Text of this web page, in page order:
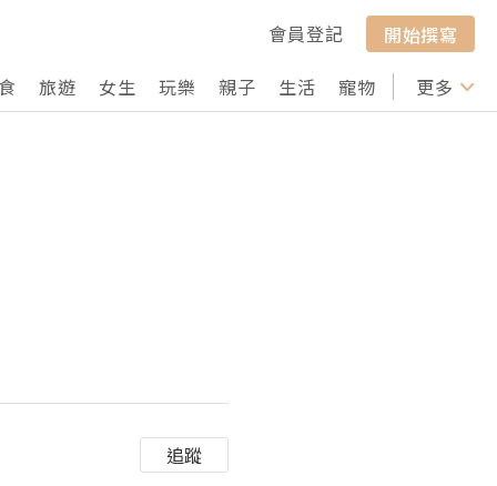
會員登記
開始撰寫
旅遊 女生 玩樂 親子 生活 寵物 行山 打卡
更多
追蹤